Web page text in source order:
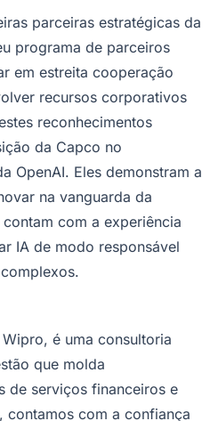
parceiras estratégicas da
programa de parceiros
em estreita cooperação
recursos corporativos
reconhecimentos
da Capco no
OpenAI. Eles demonstram a
na vanguarda da
com a experiência
IA de modo responsável
é uma consultoria
que molda
de serviços financeiros e
contamos com a confiança